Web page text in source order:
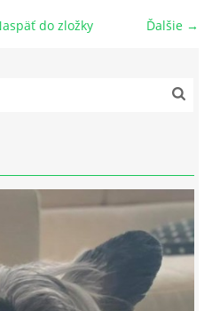
Ďalšie →
do zložky